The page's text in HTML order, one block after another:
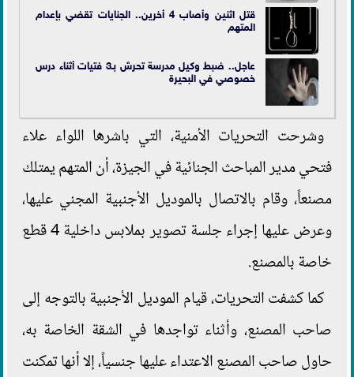
قتل اثنين وأصاب 4 أخرين.. الجنايات تقضي بإعدام
المتهم
عاجل.. ضبط وكيل مدرسة تحرش بـ3 فتيات أثناء درس
خصوصي في البحيرة
وشرحت التحريات الأمنية، التي باشرها اللواء علاء
فتحي مدير المباحث الجنائية في الجيزة، أن المتهم يمتلك
مصنعاً، وقام بالاتصال بالموديل الأجنبية المجني عليها،
وعرض عليها إجراء جلسة تصوير بملابس داخلية 4 قطع
خاصة بالمصنع.
كما كشفت التحريات، قيام الموديل الأجنبية بالتوجه إلى
صاحب المصنع، وأثناء تواجدها في الشقة الخاصة به،
حاول صاحب المصنع الاعتداء عليها جنسياً، إلا أنها تمكنت